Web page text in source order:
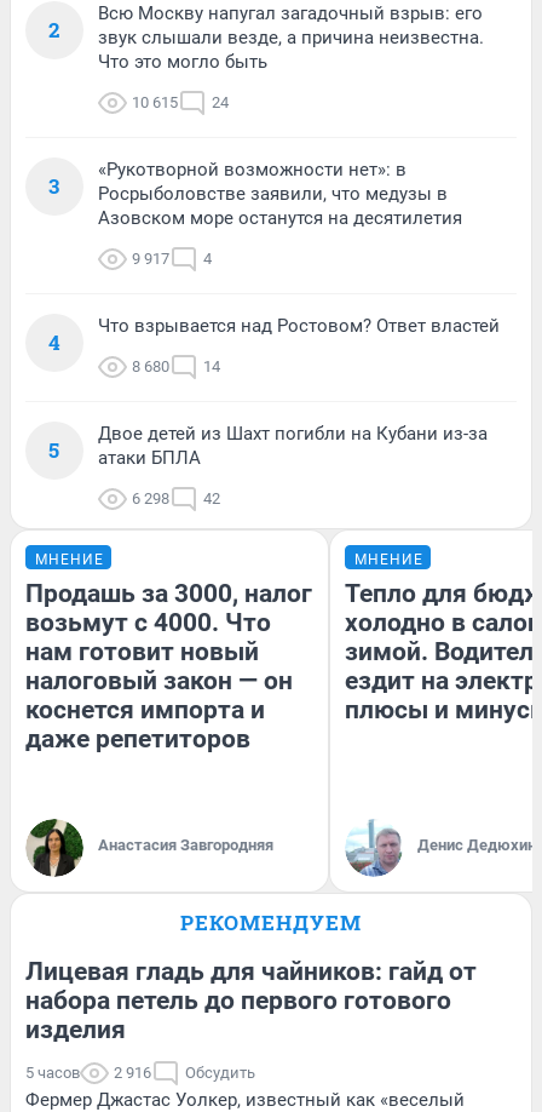
2
Всю Москву напугал загадочный взрыв: его
звук слышали везде, а причина неизвестна.
Что это могло быть
10 615 24
3
«Рукотворной возможности нет»: в
Росрыболовстве заявили, что медузы в
Азовском море останутся на десятилетия
9 917 4
4
Что взрывается над Ростовом? Ответ властей
8 680 14
5
Двое детей из Шахт погибли на Кубани из-за
атаки БПЛА
6 298 42
МНЕНИЕ
Продашь за 3000, налог
возьмут с 4000. Что
нам готовит новый
налоговый закон — он
коснется импорта и
даже репетиторов
Анастасия Завгородняя
МНЕНИЕ
Тепло для
холодно в
зимой.
ездит на
плюсы и
Денис Дедюхин
РЕКОМЕНДУЕМ
Лицевая гладь для чайников: гайд от
набора петель до первого готового
изделия
5 часов 2 916 Обсудить
Фермер Джастас Уолкер, известный как «веселый